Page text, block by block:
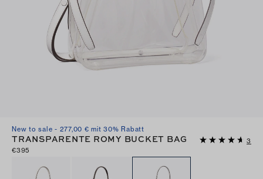
New to sale - 277,00 € mit 30% Rabatt
TRANSPARENTE ROMY BUCKET BAG
3
€395